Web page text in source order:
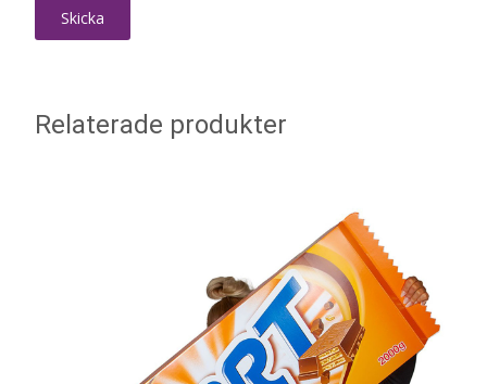
Relaterade produkter